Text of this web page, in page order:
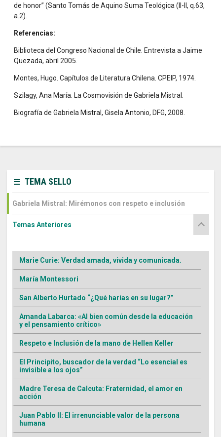
de honor” (Santo Tomás de Aquino Suma Teológica (II-II, q.63,
a.2).
Referencias:
Biblioteca del Congreso Nacional de Chile. Entrevista a Jaime
Quezada, abril 2005.
Montes, Hugo. Capítulos de Literatura Chilena. CPEIP, 1974.
Szilagy, Ana María. La Cosmovisión de Gabriela Mistral.
Biografía de Gabriela Mistral, Gisela Antonio, DFG, 2008.
TEMA SELLO
Gabriela Mistral: Mirémonos con respeto e inclusión
Temas Anteriores
Marie Curie: Verdad amada, vivida y comunicada.
María Montessori
San Alberto Hurtado “¿Qué harías en su lugar?”
Amanda Labarca: «Al bien común desde la educación
y el pensamiento crítico»
Respeto e Inclusión de la mano de Hellen Keller
El Principito, buscador de la verdad “Lo esencial es
invisible a los ojos”
Madre Teresa de Calcuta: Fraternidad, el amor en
acción
Juan Pablo II: El irrenunciable valor de la persona
humana